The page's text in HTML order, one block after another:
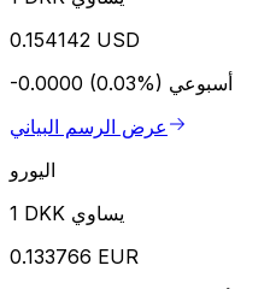
0.154142 USD
-0.0000 (0.03%) أسبوعي
عرض الرسم البياني
اليورو
1 DKK يساوي
0.133766 EUR